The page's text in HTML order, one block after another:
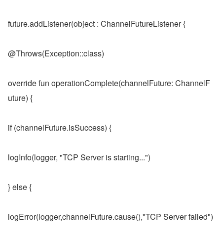
future.addListener(object : ChannelFutureListener {
@Throws(Exception::class)
override fun operationComplete(channelFuture: ChannelF
uture) {
if (channelFuture.isSuccess) {
logInfo(logger, "TCP Server is starting...")
} else {
logError(logger,channelFuture.cause(),"TCP Server failed")